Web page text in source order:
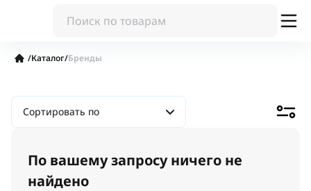
/Каталог/Бренды
Сортировать по
По вашему запросу ничего не
найдено